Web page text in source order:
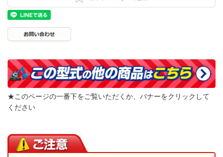
★このページの一番下をご覧いただくか、バナーをクリックして
ください